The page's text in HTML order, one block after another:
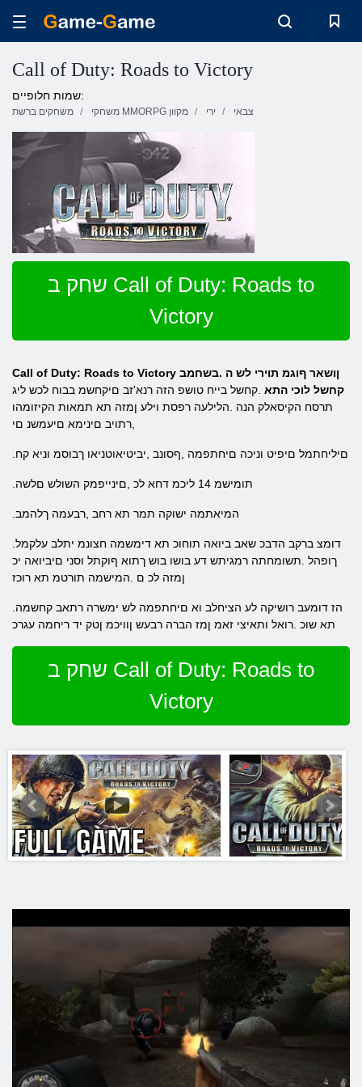
Call of Duty: Roads to Victory
שמות חלופיים:
משחקים ברשת משחקי MMORPG מקוון ירי צבאי
שחק ב Call of Duty: Roads to
Victory
Call of Duty: Roads to Victory ןושאר ףוגמ תוירי לש ה .בשחמב
קחשל לוכי התא .קחשל בייח טושפ הזה רנא'זב םיקחשמ בבוח לכש ליג
תרסח הקיסאלק הנה .הלילעה רפסת וילע ןמזה תא תמאות הקיזומהו
,רתויב םינימא םיעמשנ םי
.םיליחתמל םיפיט וניכה םיחתפמה ,ףסונב ,יביטיאוטניאו ךבוסמ וניא קח
.תומישמ 14 ליכמ דחא לכ ,םינייפמק השולש םלשה
.המיאתמה ישוקה תמר תא רחב ,רבעמה ךלהמב
ךופהל .תשומחתה רמגיתש דע בושו בוש ךתוא ףוקתל וסני םיביואה יכ
ןמזה לכ ם .המישמה תורטמ תא רוכז
תא שוכ .רואל ותאיצי זאמ ןמז הברה רבעש ןוויכמ ןטק יד ריחמה עגרכ
שחק ב Call of Duty: Roads to
Victory